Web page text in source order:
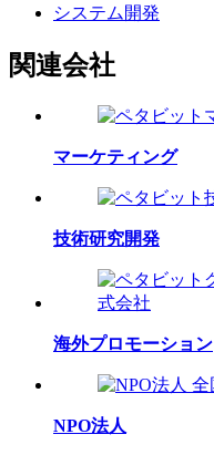
システム開発
関連会社
マーケティング
技術研究開発
海外プロモーション
NPO法人